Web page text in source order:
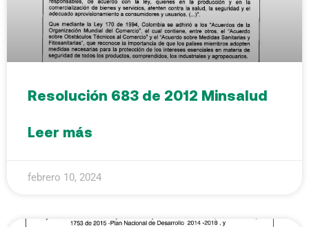
Resolución 683 de 2012 Minsalud
Leer más
febrero 10, 2024